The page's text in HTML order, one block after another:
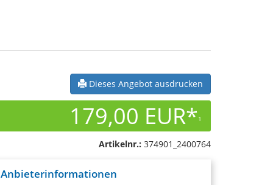
Dieses Angebot ausdrucken
179,00 EUR*1
Artikelnr.: 374901_2400764
Anbieterinformationen